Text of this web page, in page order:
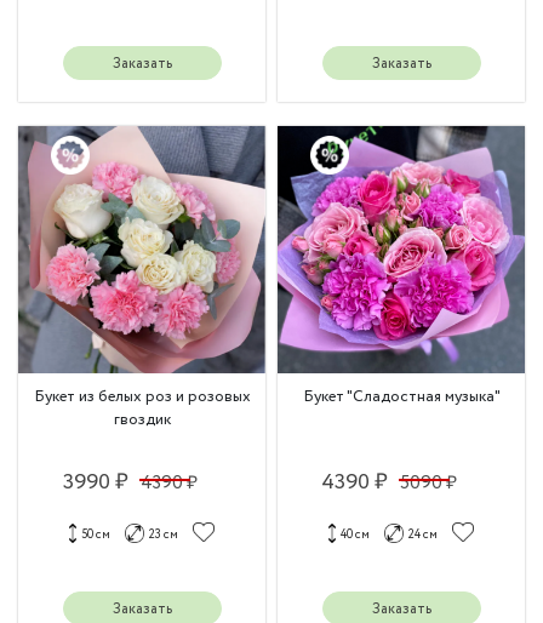
Заказать Заказать
Букет из белых роз и розовых
гвоздик
3990 ₽ 4390 ₽
50 см 23 см
Заказать
Букет "Сладостная музыка"
4390 ₽ 5090 ₽
40 см 24 см
Заказать